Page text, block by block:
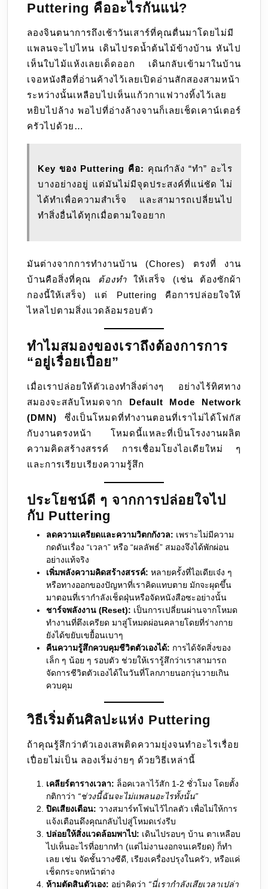
ไป
เรื่อย
ๆ
อย่าง
สบายใจ
Puttering คืออะไรกันแน่?
ลองจินตนาการถึงเช้าวันเสาร์ที่คุณตื่นมาโดยไม่มี
แพลนจะไปไหน เดินไปรดน้ำต้นไม้ข้างบ้าน หันไป
เห็นใบไม้แห้งเลยเด็ดออก เดินกลับเข้ามาในบ้าน
เจอหนังสือที่อ่านค้างไว้เลยเปิดอ่านสักสองสามหน้า
ระหว่างนั้นเหลือบไปเห็นแก้วกาแฟวางทิ้งไว้เลย
หยิบไปล้าง พอไปที่อ่างล้างจานก็เลยเช็ดเคาน์เตอร์
ครัวไปด้วย…
Key ของ Puttering คือ: คุณกำลัง “ทำ” อะไร
บางอย่างอยู่ แต่มันไม่มีจุดประสงค์ที่แน่ชัด ไม่
ได้ทำเพื่อความสำเร็จ และสามารถเปลี่ยนไป
ทำสิ่งอื่นได้ทุกเมื่อตามใจอยาก
มันต่างจากการทำงานบ้าน (Chores) ตรงที่ งาน
บ้านคือสิ่งที่คุณ
ต้องทำให้เสร็จ (เช่น ต้องซักผ้า
กองนี้ให้เสร็จ) แต่ Puttering คือการปล่อยใจให้
ไหลไปตามสิ่งแวดล้อมรอบตัว
ทำไมสมองของเราถึงต้องการการ
“อยู่เรื่อยเปื่อย”
เมื่อเราปล่อยให้ตัวเองทำสิ่งต่างๆ อย่างไร้ทิศทาง
สมองจะสลับโหมดจาก Default Mode Network
(DMN) ซึ่งเป็นโหมดที่ทำงานตอนที่เราไม่ได้โฟกัส
กับงานตรงหน้า โหมดนี้แหละที่เป็นโรงงานผลิต
ความคิดสร้างสรรค์ การเชื่อมโยงไอเดียใหม่ ๆ
และการเรียบเรียงความรู้สึก
ประโยชน์ดี ๆ จากการปล่อยใจไป
กับ Puttering
ลดความเครียดและความวิตกกังวล: เพราะไม่มีความ
กดดันเรื่อง “เวลา” หรือ “ผลลัพธ์” สมองจึงได้พักผ่อน
อย่างแท้จริง
เพิ่มพลังความคิดสร้างสรรค์: หลายครั้งที่ไอเดียเจ๋ง ๆ
หรือทางออกของปัญหาที่เราคิดแทบตาย มักจะผุดขึ้น
มาตอนที่เรากำลังเช็ดฝุ่นหรือจัดหนังสือซะอย่างนั้น
ชาร์จพลังงาน (Reset): เป็นการเปลี่ยนผ่านจากโหมด
ทำงานที่ตึงเครียด มาสู่โหมดผ่อนคลายโดยที่ร่างกาย
ยังได้ขยับเขยื้อนเบาๆ
คืนความรู้สึกควบคุมชีวิตตัวเองได้: การได้จัดสิ่งของ
เล็ก ๆ น้อย ๆ รอบตัว ช่วยให้เรารู้สึกว่าเราสามารถ
จัดการชีวิตตัวเองได้ในวันที่โลกภายนอกวุ่นวายเกิน
ควบคุม
วิธีเริ่มต้นศิลปะแห่ง Puttering
ถ้าคุณรู้สึกว่าตัวเองเสพติดความยุ่งจนทำอะไรเรื่อย
เปื่อยไม่เป็น ลองเริ่มง่ายๆ ด้วยวิธีเหล่านี้
เคลียร์ตารางเวลา: ล็อคเวลาไว้สัก 1-2 ชั่วโมง โดยตั้ง
กติกาว่า “ช่วงนี้ฉันจะไม่แพลนอะไรทั้งนั้น”
ปิดเสียงเตือน: วางสมาร์ทโฟนไว้ไกลตัว เพื่อไม่ให้การ
แจ้งเตือนดึงคุณกลับไปสู่โหมดเร่งรีบ
ปล่อยให้สิ่งแวดล้อมพาไป: เดินไปรอบๆ บ้าน ตาเหลือบ
ไปเห็นอะไรที่อยากทำ (แต่ไม่งานงอกจนเครียด) ก็ทำ
เลย เช่น จัดชั้นวางซีดี, เรียงเครื่องปรุงในครัว, หรือแค่
เช็ดกระจกหน้าต่าง
ห้ามตัดสินตัวเอง: อย่าคิดว่า “นี่เรากำลังเสียเวลาเปล่า